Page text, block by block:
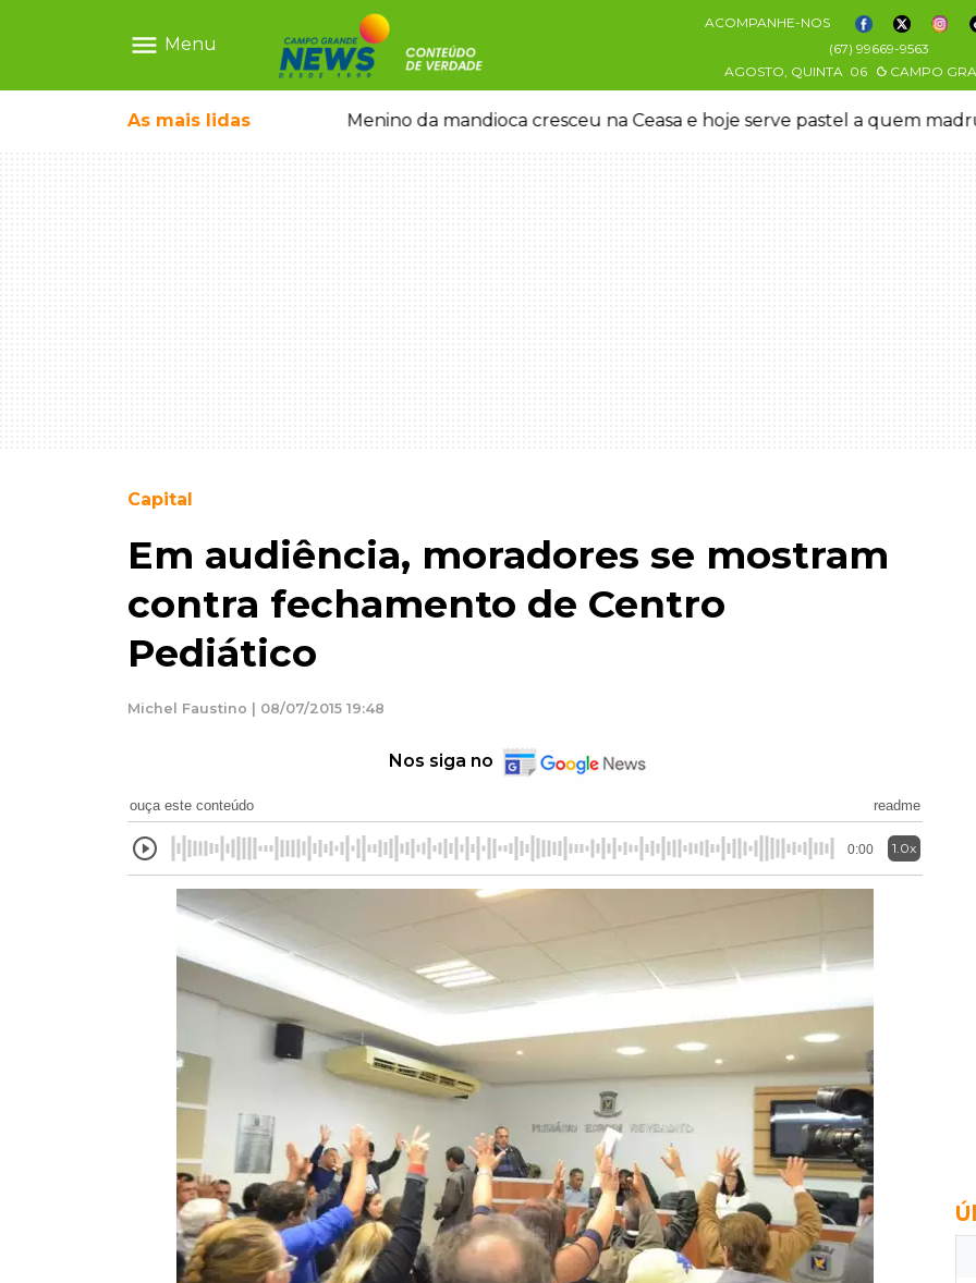
menu Menu
ACOMPANHE-NOS
(67) 99669-9563
AGOSTO, QUINTA 06 CAMPO
As mais lidas
crianças brasileiras Menino da mandioca cresceu na Ceasa e hoje serve pastel a quem
Capital
Em audiência, moradores se mostram
contra fechamento de Centro
Pediático
Michel Faustino | 08/07/2015 19:48
Nos siga no
ouça este conteúdo readme
0:00 1.0x